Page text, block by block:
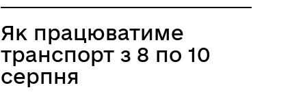
Як працюватиме
транспорт з 8 по 10
серпня